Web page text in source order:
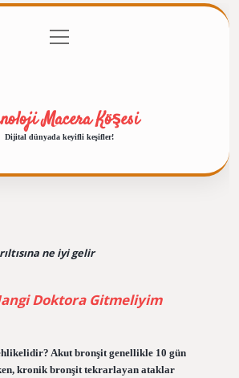
Gizlilik Politikası
menüyü
aç
Macera Köşesi
Dijital dünyada keyifli keşifler!
ne iyi gelir
Doktora Gitmeliyim
Akut bronşit genellikle 10 gün
kronik bronşit tekrarlayan ataklar